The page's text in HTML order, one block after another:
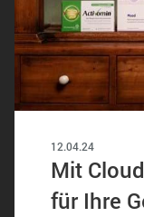
12.04.24
Mit
für Ihre